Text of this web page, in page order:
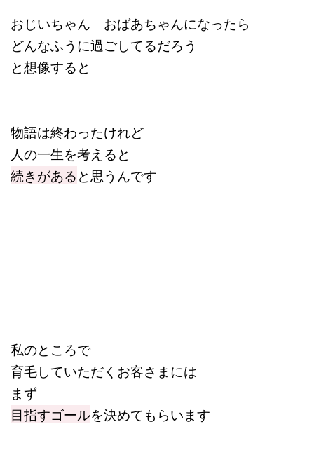
おじいちゃん おばあちゃんになったら
どんなふうに過ごしてるだろう
と想像すると
物語は終わったけれど
人の一生を考えると
続きがあると思うんです
私のところで
育毛していただくお客さまには
まず
目指すゴールを決めてもらいます